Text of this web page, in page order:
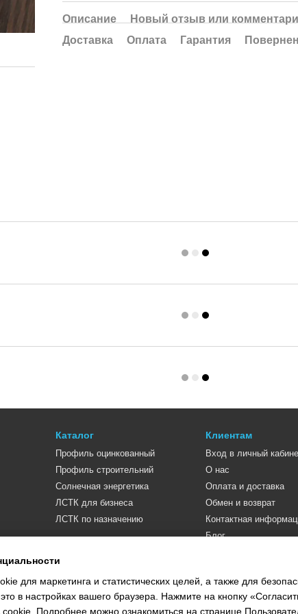
Описание
Новый отзыв или
Доставка
Оплата Гарантия
Каталог
Профиль оцинкованный
Профиль строительний
Солнечная энергетика
ЛСТК для бизнеса
ЛСТК по назначению
Клиентам
Вход в личный
О нас
Оплата и доставка
Обмен и возврат
Контактная
Блог
для маркетинга и статистических целей, а также для
в настройках вашего браузера. Нажмите на кнопку
Подробнее можно ознакомиться на странице